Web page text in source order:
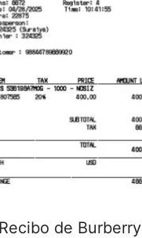
Recibo de Burberry